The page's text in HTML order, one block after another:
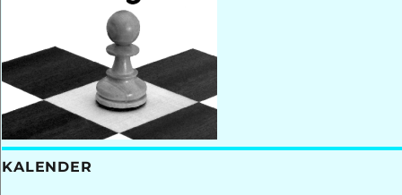
KALENDER